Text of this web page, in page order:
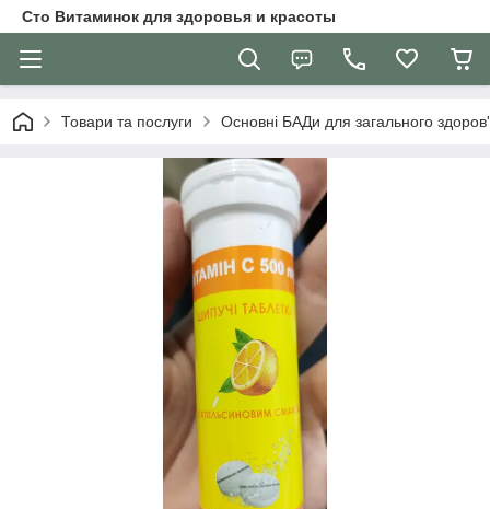
Сто Витаминок для здоровья и красоты
Товари та послуги Основні БАДи для загального